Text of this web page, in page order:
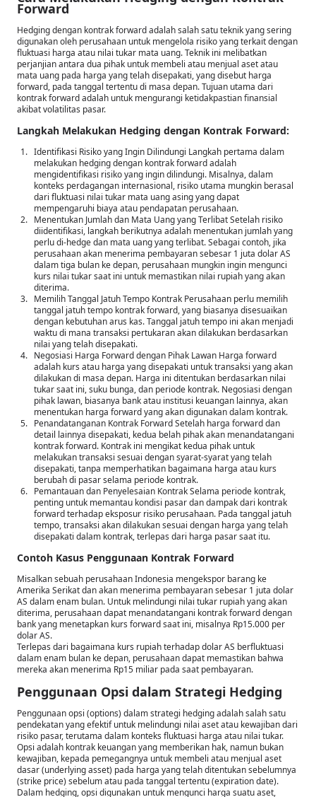
Forward
Hedging dengan kontrak forward adalah salah satu teknik yang sering
digunakan oleh perusahaan untuk mengelola risiko yang terkait dengan
fluktuasi harga atau nilai tukar mata uang. Teknik ini melibatkan
perjanjian antara dua pihak untuk membeli atau menjual aset atau
mata uang pada harga yang telah disepakati, yang disebut harga
forward, pada tanggal tertentu di masa depan. Tujuan utama dari
kontrak forward adalah untuk mengurangi ketidakpastian finansial
akibat volatilitas pasar.
Langkah Melakukan Hedging dengan Kontrak Forward:
Identifikasi Risiko yang Ingin Dilindungi Langkah pertama dalam
melakukan hedging dengan kontrak forward adalah
mengidentifikasi risiko yang ingin dilindungi. Misalnya, dalam
konteks perdagangan internasional, risiko utama mungkin berasal
dari fluktuasi nilai tukar mata uang asing yang dapat
mempengaruhi biaya atau pendapatan perusahaan.
Menentukan Jumlah dan Mata Uang yang Terlibat Setelah risiko
diidentifikasi, langkah berikutnya adalah menentukan jumlah yang
perlu di-hedge dan mata uang yang terlibat. Sebagai contoh, jika
perusahaan akan menerima pembayaran sebesar 1 juta dolar AS
dalam tiga bulan ke depan, perusahaan mungkin ingin mengunci
kurs nilai tukar saat ini untuk memastikan nilai rupiah yang akan
diterima.
Memilih Tanggal Jatuh Tempo Kontrak Perusahaan perlu memilih
tanggal jatuh tempo kontrak forward, yang biasanya disesuaikan
dengan kebutuhan arus kas. Tanggal jatuh tempo ini akan menjadi
waktu di mana transaksi pertukaran akan dilakukan berdasarkan
nilai yang telah disepakati.
Negosiasi Harga Forward dengan Pihak Lawan Harga forward
adalah kurs atau harga yang disepakati untuk transaksi yang akan
dilakukan di masa depan. Harga ini ditentukan berdasarkan nilai
tukar saat ini, suku bunga, dan periode kontrak. Negosiasi dengan
pihak lawan, biasanya bank atau institusi keuangan lainnya, akan
menentukan harga forward yang akan digunakan dalam kontrak.
Penandatanganan Kontrak Forward Setelah harga forward dan
detail lainnya disepakati, kedua belah pihak akan menandatangani
kontrak forward. Kontrak ini mengikat kedua pihak untuk
melakukan transaksi sesuai dengan syarat-syarat yang telah
disepakati, tanpa memperhatikan bagaimana harga atau kurs
berubah di pasar selama periode kontrak.
Pemantauan dan Penyelesaian Kontrak Selama periode kontrak,
penting untuk memantau kondisi pasar dan dampak dari kontrak
forward terhadap eksposur risiko perusahaan. Pada tanggal jatuh
tempo, transaksi akan dilakukan sesuai dengan harga yang telah
disepakati dalam kontrak, terlepas dari harga pasar saat itu.
Contoh Kasus Penggunaan Kontrak Forward
Misalkan sebuah perusahaan Indonesia mengekspor barang ke
Amerika Serikat dan akan menerima pembayaran sebesar 1 juta dolar
AS dalam enam bulan. Untuk melindungi nilai tukar rupiah yang akan
diterima, perusahaan dapat menandatangani kontrak forward dengan
bank yang menetapkan kurs forward saat ini, misalnya Rp15.000 per
dolar AS.
Terlepas dari bagaimana kurs rupiah terhadap dolar AS berfluktuasi
dalam enam bulan ke depan, perusahaan dapat memastikan bahwa
mereka akan menerima Rp15 miliar pada saat pembayaran.
Penggunaan Opsi dalam Strategi Hedging
Penggunaan opsi (options) dalam strategi hedging adalah salah satu
pendekatan yang efektif untuk melindungi nilai aset atau kewajiban dari
risiko pasar, terutama dalam konteks fluktuasi harga atau nilai tukar.
Opsi adalah kontrak keuangan yang memberikan hak, namun bukan
kewajiban, kepada pemegangnya untuk membeli atau menjual aset
dasar (underlying asset) pada harga yang telah ditentukan sebelumnya
(strike price) sebelum atau pada tanggal tertentu (expiration date).
Dalam hedging, opsi digunakan untuk mengunci harga suatu aset,